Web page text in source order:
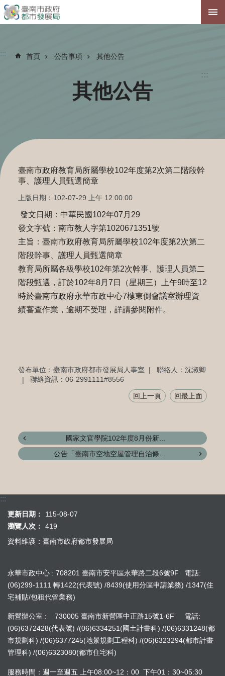
跳到主要內容區塊
:::
::: 首頁 公告事項 其他公告
其他公告
臺南市政府教育局所屬學校102年度第2次第二階段幹
事、護理人員甄選簡章
上版日期：102-07-29 上午 12:00:00
發文日期：中華民國102年07月29
發文字號：南市教人字第1020671351號
主旨：臺南市政府教育局所屬學校102年度第2次第二
階段幹事、護理人員甄選簡章
教育局所屬各級學校102年第2次幹事、護理人員第二
階段甄選，訂於102年8月7日（星期三）上午9時至12
時於臺南市政府永華市政中心7樓東側會議室辦理資
績審查作業，逾期不受理，詳請參閱附件。
發布單位：臺南市政府都市發展局人事室
聯絡人：沈淑卿
聯絡資訊：06-2991111#8556
回上一頁 回最上面
國家文官學院102年度8月份新...
公告「臺南市空地空屋管理自治條...
:::
更新日期：
115-08-07
瀏覽人次：
419
資料維護：臺南市政府都市發展局
永華市政中心 : 708201 臺南市安平區永華路二段6號9F 電話:
(06)299-1111 轉1422(代表號) /8439(使用分區申請業務) /1347(住
宅補貼/包租代管業務)
新營辦公室 : 730005 臺南市新營區中正路15號1-6F 電話:
(06)6372428(代表號) /(06)6334251(國土計畫科) /(06)6331248(都
市規劃科) /(06)6377245(地景規劃工程科) /(06)6323294(都市計畫
管理科) /(06)6323080(都市住宅科)
服務時間：週一至週五 上午08:00~12：00 下午01：30~05:30